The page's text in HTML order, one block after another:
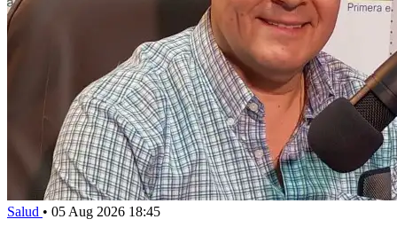
Salud • 05 Aug 2026 18:45